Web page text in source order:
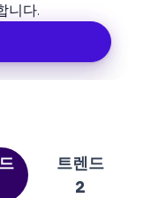
니다.
트렌드
2